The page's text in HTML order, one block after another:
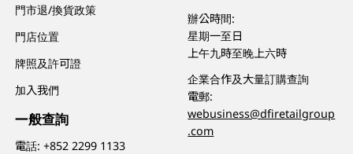
門市退/換貨政策
門店位置
牌照及許可證
加入我們
一般查詢
電話:+852 2299 1133
辦公時間:
星期一至日
上午九時至晚上六時
企業合作及大量訂購查詢
電郵:
webusiness@dfiretailgroup
.com